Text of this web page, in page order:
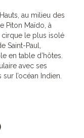
au milieu des
Piton Maïdo, à
cirque le plus isolé
Saint-Paul,
en table d’hôtes.
avec ses
l’océan Indien.